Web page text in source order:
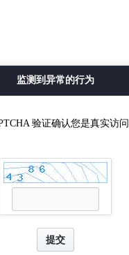
监测到异常的行为
验证确认您是真实访问